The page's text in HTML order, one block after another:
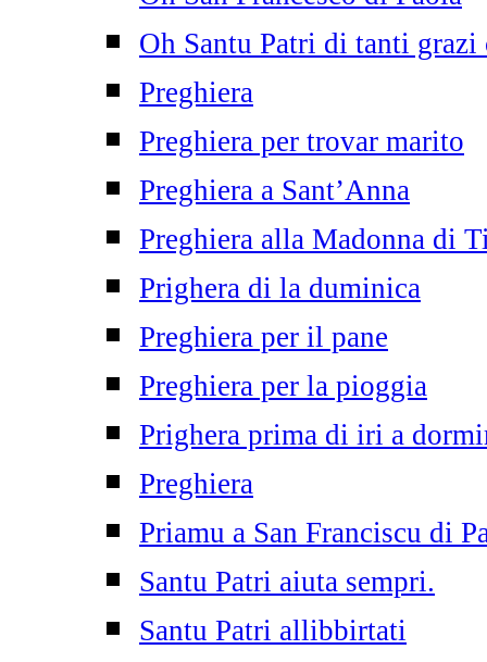
Oh Santu Patri di tanti grazi
Preghiera
Preghiera per trovar marito
Preghiera a Sant’Anna
Preghiera alla Madonna di
Prighera di la duminica
Preghiera per il pane
Preghiera per la pioggia
Prighera prima di iri a
Preghiera
Priamu a San Franciscu di
Santu Patri aiuta sempri.
Santu Patri allibbirtati